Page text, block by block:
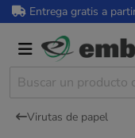
Entrega gratis a
Virutas de papel